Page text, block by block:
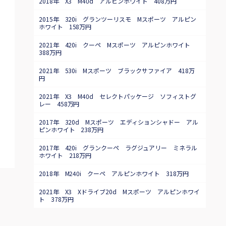
2015年 320i グランツーリスモ Mスポーツ アルピン
ホワイト 158万円
2021年 420i クーペ Mスポーツ アルピンホワイト
388万円
2021年 530i Mスポーツ ブラックサファイア 418万
円
2021年 X3 M40d セレクトパッケージ ソフィストグ
レー 458万円
2017年 320d Mスポーツ エディションシャドー アル
ピンホワイト 238万円
2017年 420i グランクーペ ラグジュアリー ミネラル
ホワイト 218万円
2018年 M240i クーペ アルピンホワイト 318万円
2021年 X3 Xドライブ20d Mスポーツ アルピンホワイ
ト 378万円